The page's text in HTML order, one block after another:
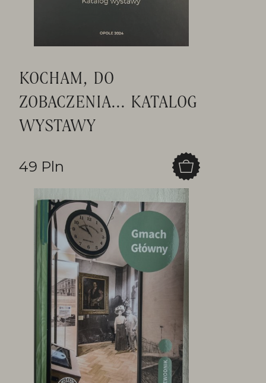
KOCHAM, DO
ZOBACZENIA... KATALOG
WYSTAWY
49 Pln